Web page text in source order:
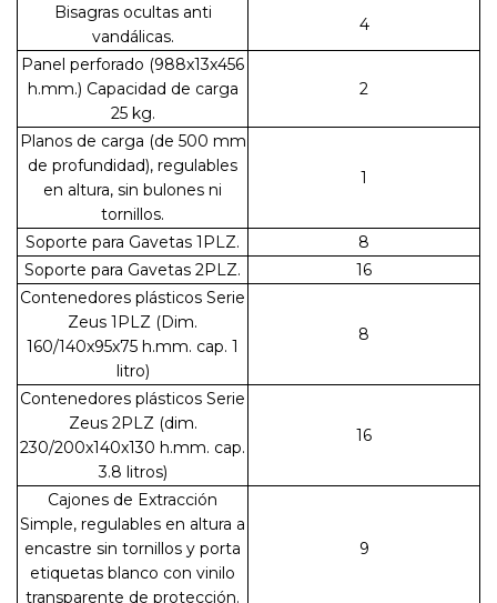
Bisagras ocultas anti
vandálicas.
4
Panel perforado (988x13x456
h.mm.) Capacidad de carga
25 kg.
2
Planos de carga (de 500 mm
de profundidad), regulables
en altura, sin bulones ni
tornillos.
1
Soporte para Gavetas 1PLZ.
8
Soporte para Gavetas 2PLZ.
16
Contenedores plásticos Serie
Zeus 1PLZ (Dim.
160/140x95x75 h.mm. cap. 1
litro)
8
Contenedores plásticos Serie
Zeus 2PLZ (dim.
230/200x140x130 h.mm. cap.
3.8 litros)
16
Cajones de Extracción
Simple, regulables en altura a
encastre sin tornillos y porta
etiquetas blanco con vinilo
transparente de protección.
9